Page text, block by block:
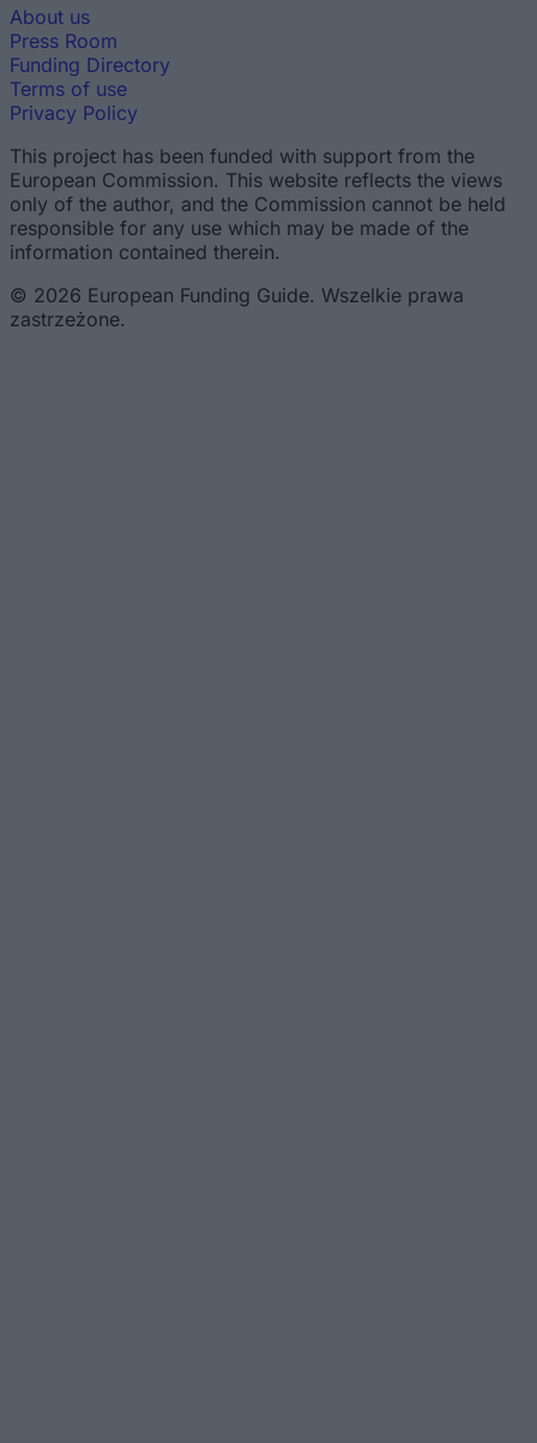
About us
Press Room
Funding Directory
Terms of use
Privacy Policy
This project has been funded with support from the
European Commission. This website reflects the views
only of the author, and the Commission cannot be held
responsible for any use which may be made of the
information contained therein.
© 2026 European Funding Guide. Wszelkie prawa
zastrzeżone.